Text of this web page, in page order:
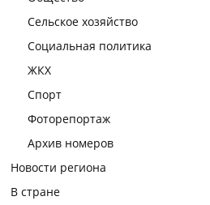
Сельское хозяйство
Социальная политика
ЖКХ
Спорт
Фоторепортаж
Архив номеров
Новости региона
В стране